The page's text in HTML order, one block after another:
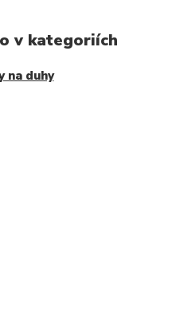
v kategoriích
na duhy